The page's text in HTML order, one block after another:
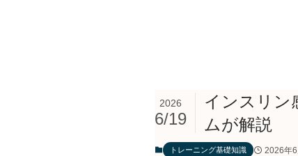
インスリン
ムが解説
2026
6/19
トレーニング基礎知識 2026年6